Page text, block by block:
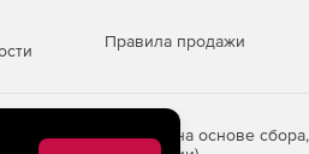
Правила продажи
информации на основе сбора,